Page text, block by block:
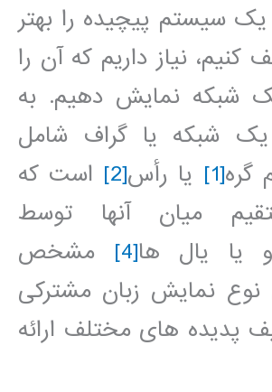
یک سیستم پیچیده را بهتر
نیاز داریم که آن را
شبکه نمایش دهیم. به
یک شبکه یا گراف شامل
گره[1] یا رأس[2]
است که
میان آنها توسط
یا یال ها[4]
مشخص
نمایش زبان مشترکی
پدیده های مختلف ارائه